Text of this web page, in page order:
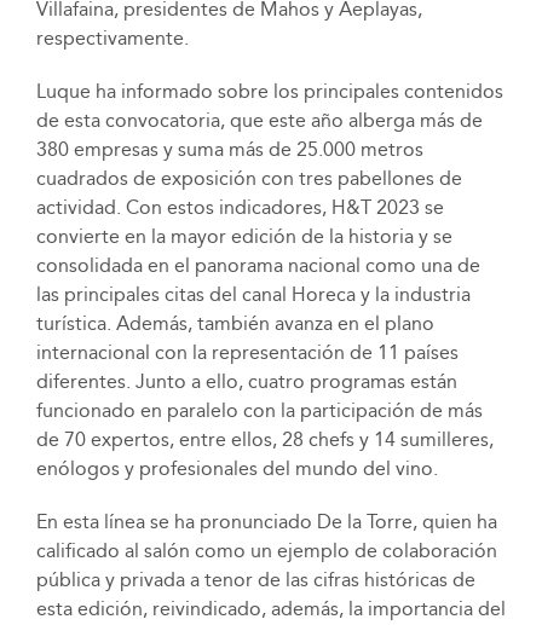
Villafaina, presidentes de Mahos y Aeplayas,
respectivamente.
Luque ha informado sobre los principales contenidos
de esta convocatoria, que este año alberga más de
380 empresas y suma más de 25.000 metros
cuadrados de exposición con tres pabellones de
actividad. Con estos indicadores, H&T 2023 se
convierte en la mayor edición de la historia y se
consolidada en el panorama nacional como una de
las principales citas del canal Horeca y la industria
turística. Además, también avanza en el plano
internacional con la representación de 11 países
diferentes. Junto a ello, cuatro programas están
funcionado en paralelo con la participación de más
de 70 expertos, entre ellos, 28 chefs y 14 sumilleres,
enólogos y profesionales del mundo del vino.
En esta línea se ha pronunciado De la Torre, quien ha
calificado al salón como un ejemplo de colaboración
pública y privada a tenor de las cifras históricas de
esta edición, reivindicado, además, la importancia del